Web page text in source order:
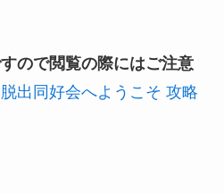
ので閲覧の際にはご注意
出同好会へようこそ 攻略